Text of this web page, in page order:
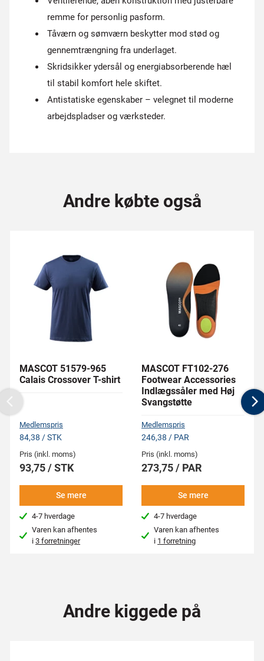
remme for personlig pasform.
Tåværn og sømværn beskytter mod stød og
gennemtrængning fra underlaget.
Skridsikker ydersål og energiabsorberende hæl
til stabil komfort hele skiftet.
Antistatiske egenskaber – velegnet til moderne
arbejdspladser og værksteder.
Andre købte også
MASCOT 51579-965
Calais Crossover T-shirt
Medlemspris
84,38 / STK
Pris (inkl. moms)
93,75 / STK
Se mere
4-7 hverdage
Varen kan afhentes
i3 forretninger
MASCOT FT102-276
Footwear Accessories
Indlægssåler med Høj
Svangstøtte
Medlemspris
246,38 / PAR
Pris (inkl. moms)
273,75 / PAR
Se mere
4-7 hverdage
Varen kan afhentes
i 1 forretning
Previous
Andre kiggede på